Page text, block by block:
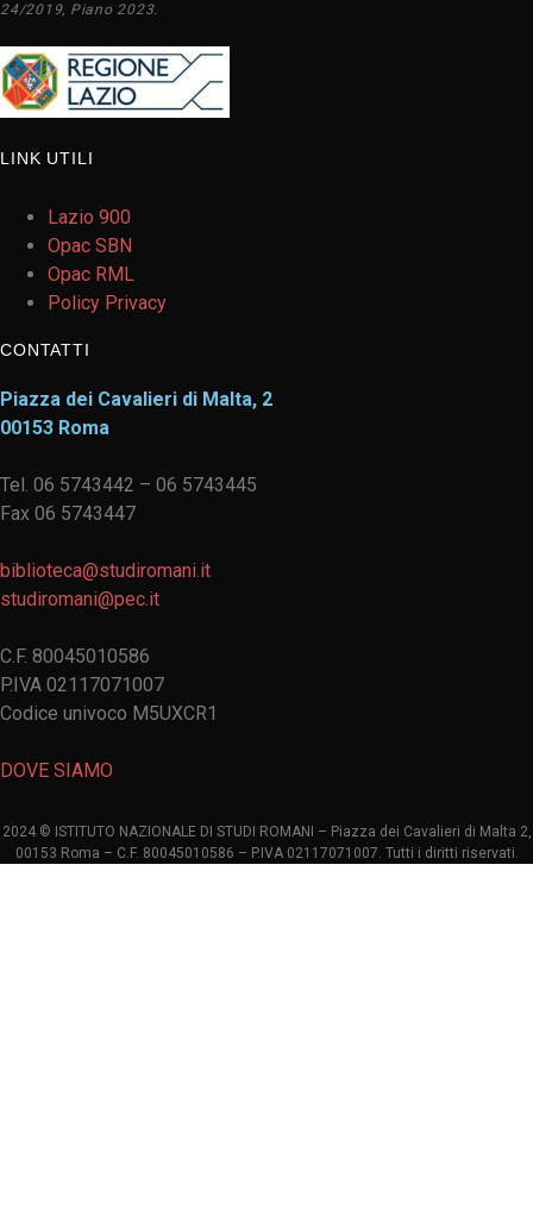
24/2019, Piano 2023.
LINK UTILI
Lazio 900
Opac SBN
Opac RML
Policy Privacy
CONTATTI
Piazza dei Cavalieri di Malta, 2
00153 Roma
Tel. 06 5743442 – 06 5743445
Fax 06 5743447
biblioteca@studiromani.it
studiromani@pec.it
C.F. 80045010586
P.IVA 02117071007
Codice univoco M5UXCR1
DOVE SIAMO
2024 © ISTITUTO NAZIONALE DI STUDI ROMANI – Piazza dei Cavalieri di Malta 2,
00153 Roma – C.F. 80045010586 – P.IVA 02117071007. Tutti i diritti riservati.